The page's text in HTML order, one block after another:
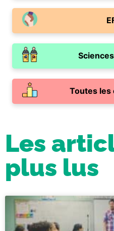
Toutes les
Les
plus lus